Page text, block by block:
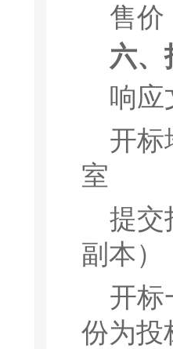
售价
六、
响应
开标
室
提交
副本）
开标
份为投